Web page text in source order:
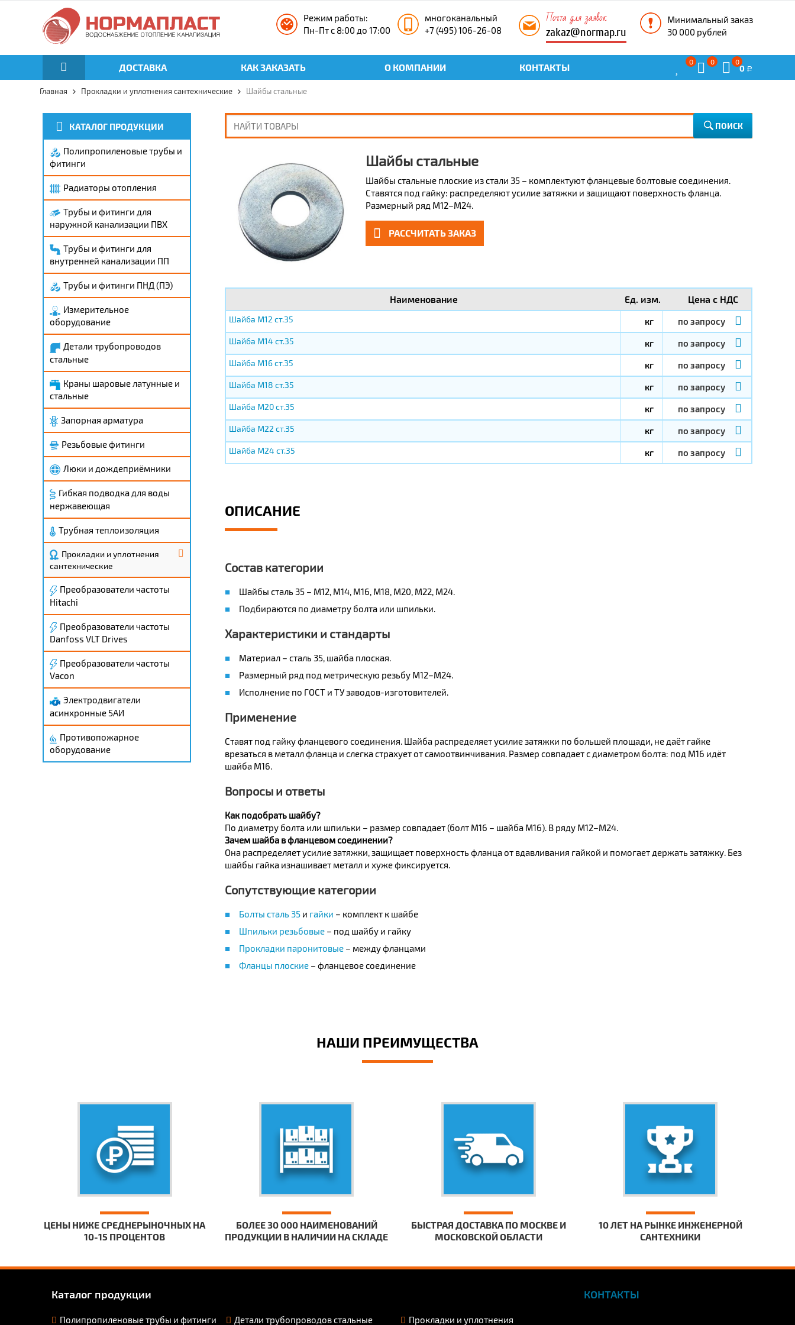
Режим работы:
Пн-Пт с 8:00 до 17:00
многоканальный
+7 (495) 106-26-08
Почта для заявок
zakaz@normap.ru
Минимальный заказ
30 000 рублей
ДОСТАВКА КАК ЗАКАЗАТЬ О КОМПАНИИ КОНТАКТЫ
0 0 0
0 Р
Главная Прокладки и уплотнения сантехнические Шайбы стальные
ПОИСК
Шайбы стальные
Шайбы стальные плоские из стали 35 – комплектуют фланцевые болтовые соединения.
Ставятся под гайку: распределяют усилие затяжки и защищают поверхность фланца.
Размерный ряд М12–М24.
РАССЧИТАТЬ ЗАКАЗ
Наименование Ед. изм. Цена с НДС
Шайба М12 ст.35 кг по запросу
Шайба М14 ст.35 кг по запросу
Шайба М16 ст.35 кг по запросу
Шайба М18 ст.35 кг по запросу
Шайба М20 ст.35 кг по запросу
Шайба М22 ст.35 кг по запросу
Шайба М24 ст.35 кг по запросу
ОПИСАНИЕ
Состав категории
Шайбы сталь 35 – М12, М14, М16, М18, М20, М22, М24.
Подбираются по диаметру болта или шпильки.
Характеристики и стандарты
Материал – сталь 35, шайба плоская.
Размерный ряд под метрическую резьбу М12–М24.
Исполнение по ГОСТ и ТУ заводов-изготовителей.
Применение
Ставят под гайку фланцевого соединения. Шайба распределяет усилие затяжки по большей площади, не даёт гайке
врезаться в металл фланца и слегка страхует от самоотвинчивания. Размер совпадает с диаметром болта: под М16 идёт
шайба М16.
Вопросы и ответы
Как подобрать шайбу?
По диаметру болта или шпильки – размер совпадает (болт М16 – шайба М16). В ряду М12–М24.
Зачем шайба в фланцевом соединении?
Она распределяет усилие затяжки, защищает поверхность фланца от вдавливания гайкой и помогает держать затяжку. Без
шайбы гайка изнашивает металл и хуже фиксируется.
Сопутствующие категории
Болты сталь 35и гайки – комплект к шайбе
Шпильки резьбовые– под шайбу и гайку
Прокладки паронитовые– между фланцами
Фланцы плоские– фланцевое соединение
КАТАЛОГ ПРОДУКЦИИ
Полипропиленовые трубы и
фитинги
Радиаторы отопления
Трубы и фитинги для
наружной канализации ПВХ
Трубы и фитинги для
внутренней канализации ПП
Трубы и фитинги ПНД (ПЭ)
Измерительное
оборудование
Детали трубопроводов
стальные
Краны шаровые латунные и
стальные
Запорная арматура
Резьбовые фитинги
Люки и дождеприёмники
Гибкая подводка для воды
нержавеющая
Трубная теплоизоляция
Прокладки и уплотнения
сантехнические
Преобразователи частоты
Hitachi
Преобразователи частоты
Danfoss VLT Drives
Преобразователи частоты
Vacon
Электродвигатели
асинхронные 5АИ
Противопожарное
оборудование
НАШИ ПРЕИМУЩЕСТВА
ЦЕНЫ НИЖЕ СРЕДНЕРЫНОЧНЫХ НА
10-15 ПРОЦЕНТОВ
БОЛЕЕ 30 000 НАИМЕНОВАНИЙ
ПРОДУКЦИИ В НАЛИЧИИ НА СКЛАДЕ
БЫСТРАЯ ДОСТАВКА ПО МОСКВЕ И
МОСКОВСКОЙ ОБЛАСТИ
10 ЛЕТ НА РЫНКЕ ИНЖЕНЕРНОЙ
САНТЕХНИКИ
Каталог продукции
Полипропиленовые трубы и фитинги Детали трубопроводов стальные Прокладки и уплотнения
КОНТАКТЫ